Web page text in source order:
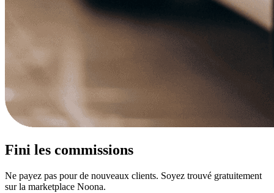
Fini les commissions
Ne payez pas pour de nouveaux clients. Soyez trouvé gratuitement
sur la marketplace Noona.